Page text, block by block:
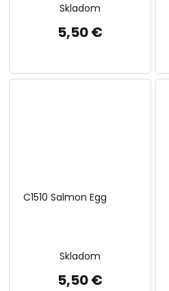
Skladom
5,50 €
C1510 Salmon Egg
Skladom
5,50 €